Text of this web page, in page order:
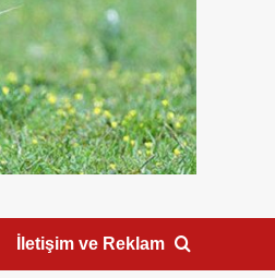
İletişim ve Reklam